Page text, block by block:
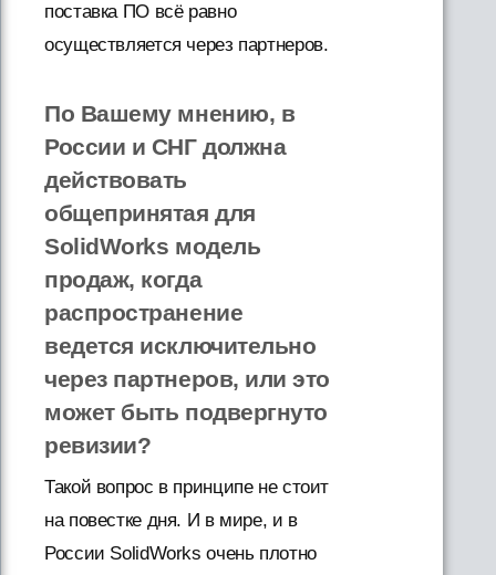
поставка ПО всё равно
осуществляется через партнеров.
По Вашему мнению, в
России и СНГ должна
действовать
общепринятая для
SolidWorks модель
продаж, когда
распространение
ведется исключительно
через партнеров, или это
может быть подвергнуто
ревизии?
Такой вопрос в принципе не стоит
на повестке дня. И в мире, и в
России SolidWorks очень плотно